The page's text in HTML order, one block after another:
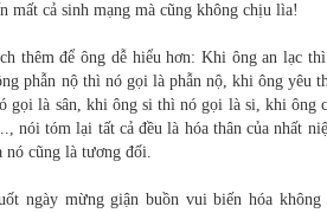
cả sinh mạng mà cũng không chịu lìa!
thêm để ông dễ hiểu hơn: Khi ông an lạc
phẫn nộ thì nó gọi là phẫn nộ, khi ông yêu
là sân, khi ông si thì nó gọi là si, khi ông
tóm lại tất cả đều là hóa thân của nhất
nó cũng là tương đối.
ngày mừng giận buồn vui biến hóa